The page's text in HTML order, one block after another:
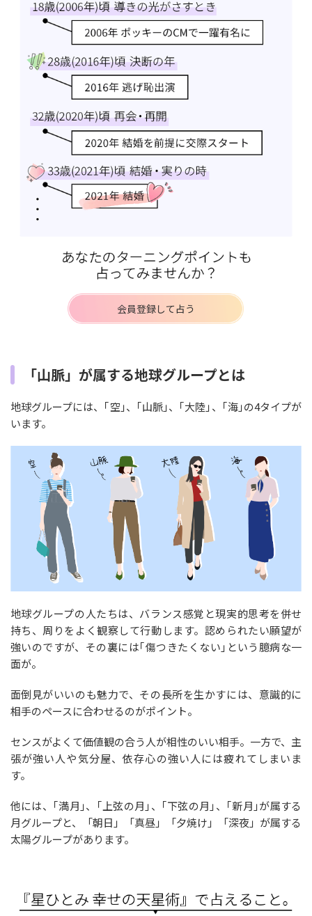
会員登録して占う
「山脈」が属する地球グループとは
地球グループには、｢空｣、｢山脈｣、｢大陸｣、｢海｣の4タイプが
います。
地球グループの人たちは、バランス感覚と現実的思考を併せ
持ち、周りをよく観察して行動します。認められたい願望が
強いのですが、その裏には｢傷つきたくない｣という臆病な一
面が。
面倒見がいいのも魅力で、その長所を生かすには、意識的に
相手のペースに合わせるのがポイント。
センスがよくて価値観の合う人が相性のいい相手。一方で、主
張が強い人や気分屋、依存心の強い人には疲れてしまいま
す。
他には、｢満月｣、｢上弦の月｣、｢下弦の月｣、｢新月｣が属する
月グループと、「朝日」「真昼」「夕焼け」「深夜」が属する
太陽グループがあります。